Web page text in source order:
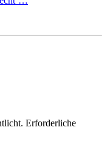
Erforderliche